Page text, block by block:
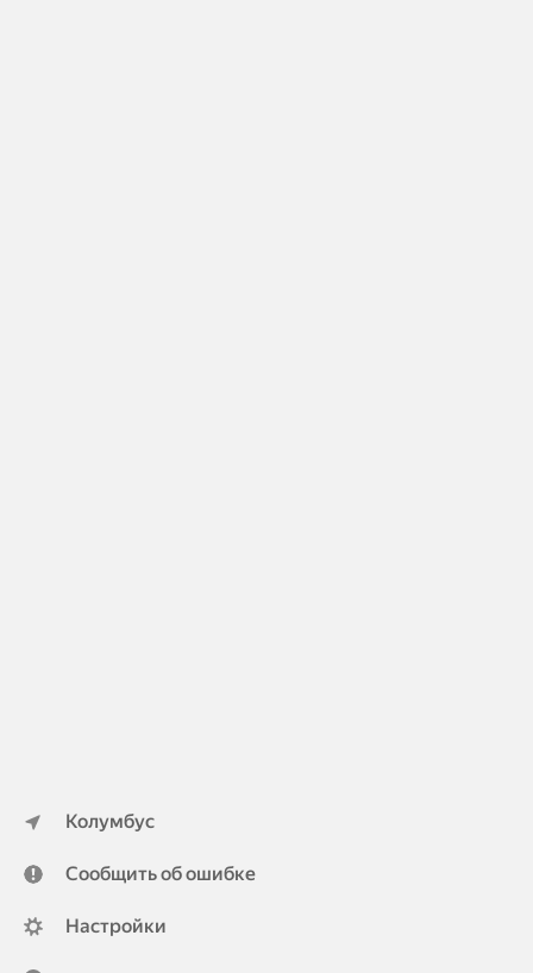
Колумбус
Сообщить об ошибке
Настройки